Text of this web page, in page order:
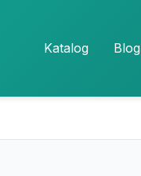
Katalog Blog